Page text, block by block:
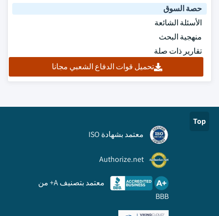
حصة السوق
الأسئلة الشائعة
منهجية البحث
تقارير ذات صلة
تحميل قوات الدفاع الشعبي مجانا
Top
معتمد بشهادة ISO
Authorize.net
معتمد بتصنيف A+ من
BBB